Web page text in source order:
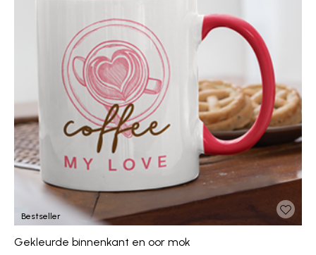
Bestseller
Gekleurde binnenkant en oor mok